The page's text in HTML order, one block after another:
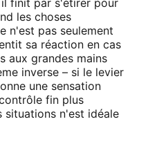
les choses
n'est pas seulement
sa réaction en cas
aux grandes mains
inverse – si le levier
une sensation
fin plus
situations n'est idéale